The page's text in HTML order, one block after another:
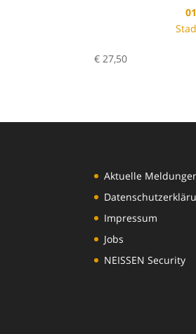
€ 27,50
Aktuelle
Impressum
Jobs
NEISSEN Security